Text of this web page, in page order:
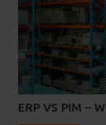
ERP VS PIM –